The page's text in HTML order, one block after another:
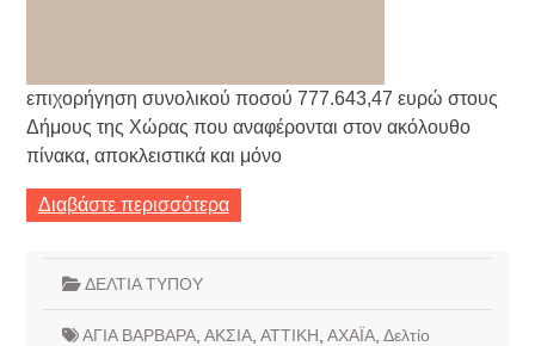
επιχορήγηση συνολικού ποσού 777.643,47 ευρώ στους
Δήμους της Χώρας που αναφέρονται στον ακόλουθο
πίνακα, αποκλειστικά και μόνο
Διαβάστε περισσότερα
ΔΕΛΤΙΑ ΤΥΠΟΥ
ΑΓΙΑ ΒΑΡΒΑΡΑ, ΑΚΣΙΑ, ΑΤΤΙΚΗ ΑΧΑΪΑ, Δελτίο